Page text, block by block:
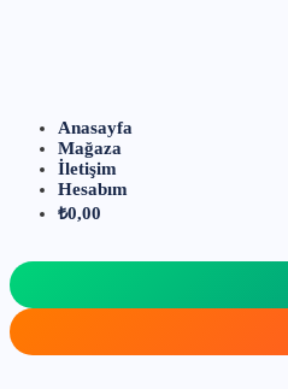
Anasayfa
Mağaza
İletişim
Hesabım
₺0,00